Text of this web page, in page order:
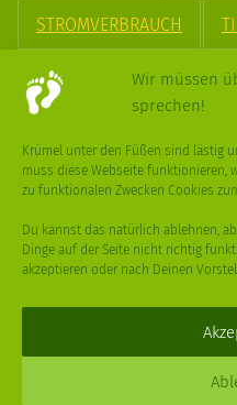
Wir müssen
sprechen!
Krümel unter den Füßen sind lästig
muss diese Webseite funktionieren,
zu funktionalen Zwecken Cookies
Du kannst das natürlich ablehnen,
Dinge auf der Seite nicht richtig
akzeptieren oder nach Deinen
STROMVERBRAUCH
TREND UPCYCLING
WEIHNACHTSBAUM
XPDT : Marken &